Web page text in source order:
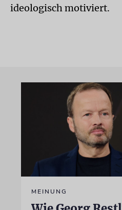
ideologisch motiviert.
MEINUNG